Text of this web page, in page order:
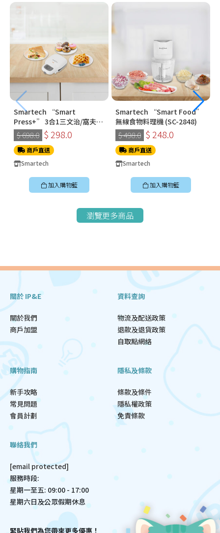
Smartech “Smart
Press+” 3合1三文治/窩夫/
冬甩機 SM-2228
$ 698.0 $ 298.0
商戶直送
Smartech
加入購物籃
Smartech “Smart Food”
無線食物料理機 (SC-2848)
$ 498.0 $ 248.0
商戶直送
Smartech
加入購物籃
瀏覽更多商品
關於 IP&E
關於我們
商戶加盟
資料查詢
物流及配送政策
退款及退貨政策
自取點網絡
購物指南
新手攻略
常見問題
會員計劃
隱私及條款
條款及條件
隱私權政策
免責條款
聯絡我們
[email protected]
服務時段:
星期一至五: 09:00 - 17:00
星期六日及公眾假期休息
緊貼我們為您帶來更多優惠！